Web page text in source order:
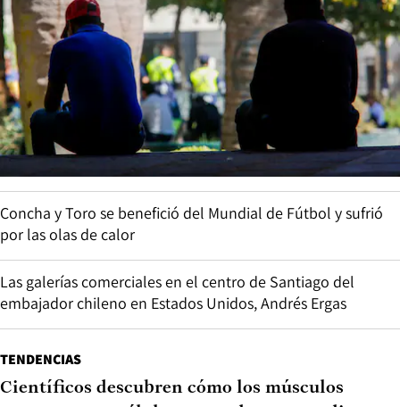
Concha y Toro se benefició del Mundial de Fútbol y sufrió
por las olas de calor
Las galerías comerciales en el centro de Santiago del
embajador chileno en Estados Unidos, Andrés Ergas
TENDENCIAS
Científicos descubren cómo los músculos